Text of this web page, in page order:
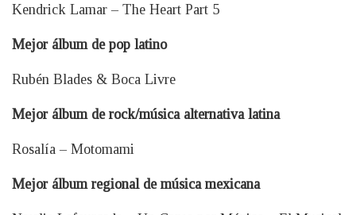
Kendrick Lamar – The Heart Part 5
Mejor álbum de pop latino
Rubén Blades & Boca Livre
Mejor álbum de rock/música alternativa latina
Rosalía – Motomami
Mejor álbum regional de música mexicana